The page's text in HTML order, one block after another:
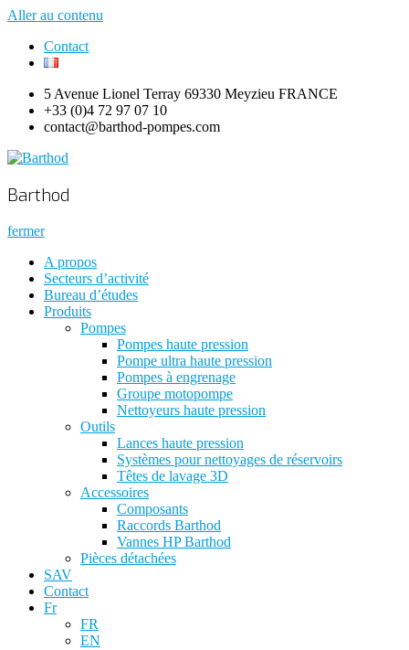
Aller au contenu
Contact
5 Avenue Lionel Terray 69330 Meyzieu FRANCE
+33 (0)4 72 97 07 10
contact@barthod-pompes.com
Barthod
High Pressure Engineering
Barthod
fermer
A propos
Secteurs d’activité
Bureau d’études
Produits
Pompes
Pompes haute pression
Pompe ultra haute pression
Pompes à engrenage
Groupe motopompe
Nettoyeurs haute pression
Outils
Lances haute pression
Systèmes pour nettoyages de réservoirs
Têtes de lavage 3D
Accessoires
Composants
Raccords Barthod
Vannes HP Barthod
Pièces détachées
SAV
Contact
Fr
FR
EN